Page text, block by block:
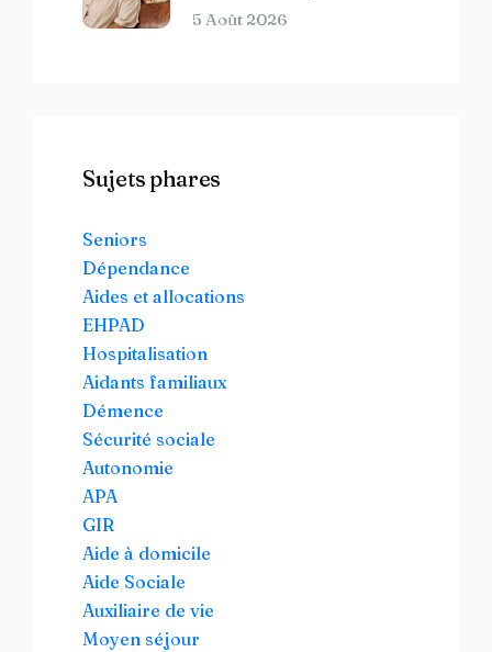
5 Août 2026
Sujets phares
Seniors
Dépendance
Aides et allocations
EHPAD
Hospitalisation
Aidants familiaux
Démence
Sécurité sociale
Autonomie
APA
GIR
Aide à domicile
Aide Sociale
Auxiliaire de vie
Moyen séjour